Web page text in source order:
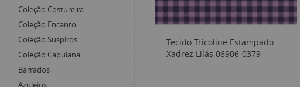
Coleção Costureira
Coleção Encanto
Coleção Suspiros
Coleção Capulana
Barrados
Azulejos
Tecido Tricoline Estampado
Xadrez Lilás 06906-0379